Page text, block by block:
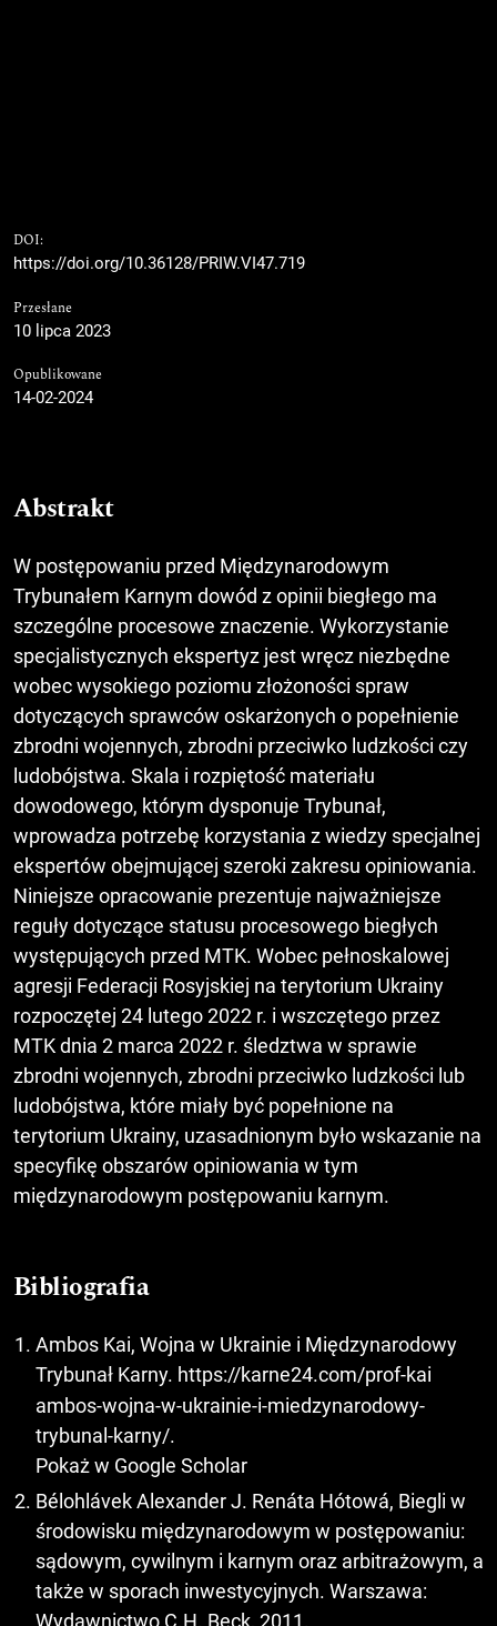
DOI:
https://doi.org/10.36128/PRIW.VI47.719
Przesłane
10 lipca 2023
Opublikowane
14-02-2024
Abstrakt
W postępowaniu przed Międzynarodowym
Trybunałem Karnym dowód z opinii biegłego ma
szczególne procesowe znaczenie. Wykorzystanie
specjalistycznych ekspertyz jest wręcz niezbędne
wobec wysokiego poziomu złożoności spraw
dotyczących sprawców oskarżonych o popełnienie
zbrodni wojennych, zbrodni przeciwko ludzkości czy
ludobójstwa. Skala i rozpiętość materiału
dowodowego, którym dysponuje Trybunał,
wprowadza potrzebę korzystania z wiedzy specjalnej
ekspertów obejmującej szeroki zakresu opiniowania.
Niniejsze opracowanie prezentuje najważniejsze
reguły dotyczące statusu procesowego biegłych
występujących przed MTK. Wobec pełnoskalowej
agresji Federacji Rosyjskiej na terytorium Ukrainy
rozpoczętej 24 lutego 2022 r. i wszczętego przez
MTK dnia 2 marca 2022 r. śledztwa w sprawie
zbrodni wojennych, zbrodni przeciwko ludzkości lub
ludobójstwa, które miały być popełnione na
terytorium Ukrainy, uzasadnionym było wskazanie na
specyfikę obszarów opiniowania w tym
międzynarodowym postępowaniu karnym.
Bibliografia
Ambos Kai, Wojna w Ukrainie i Międzynarodowy
Trybunał Karny. https://karne24.com/prof-kai
ambos-wojna-w-ukrainie-i-miedzynarodowy-
trybunal-karny/.
Pokaż w Google Scholar
Bélohlávek Alexander J. Renáta Hótowá, Biegli w
środowisku międzynarodowym w postępowaniu:
sądowym, cywilnym i karnym oraz arbitrażowym, a
także w sporach inwestycyjnych. Warszawa:
Wydawnictwo C.H. Beck, 2011.